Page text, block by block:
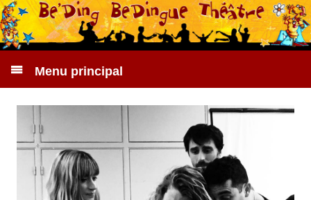
Menu principal